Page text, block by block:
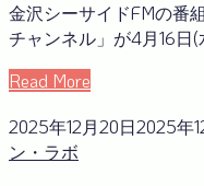
金沢シーサイドFMの番
チャンネル」が4月16日
Read More
2025年12月20日2025年
ン・ラボ